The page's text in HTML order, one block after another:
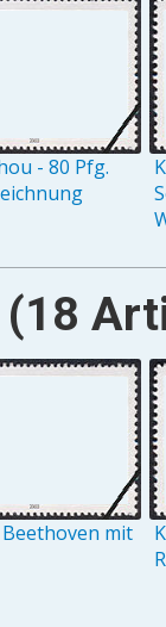
- 80 Pfg.
(18
mit